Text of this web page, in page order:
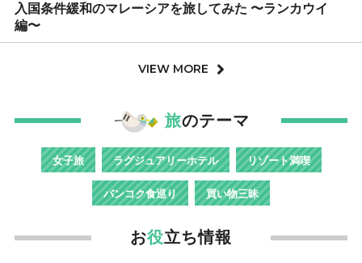
入国条件緩和のマレーシアを旅してみた 〜ランカウイ
編〜
VIEW MORE
旅のテーマ
女子旅 ラグジュアリーホテル リゾート満喫
バンコク食巡り 買い物三昧
お役立ち情報